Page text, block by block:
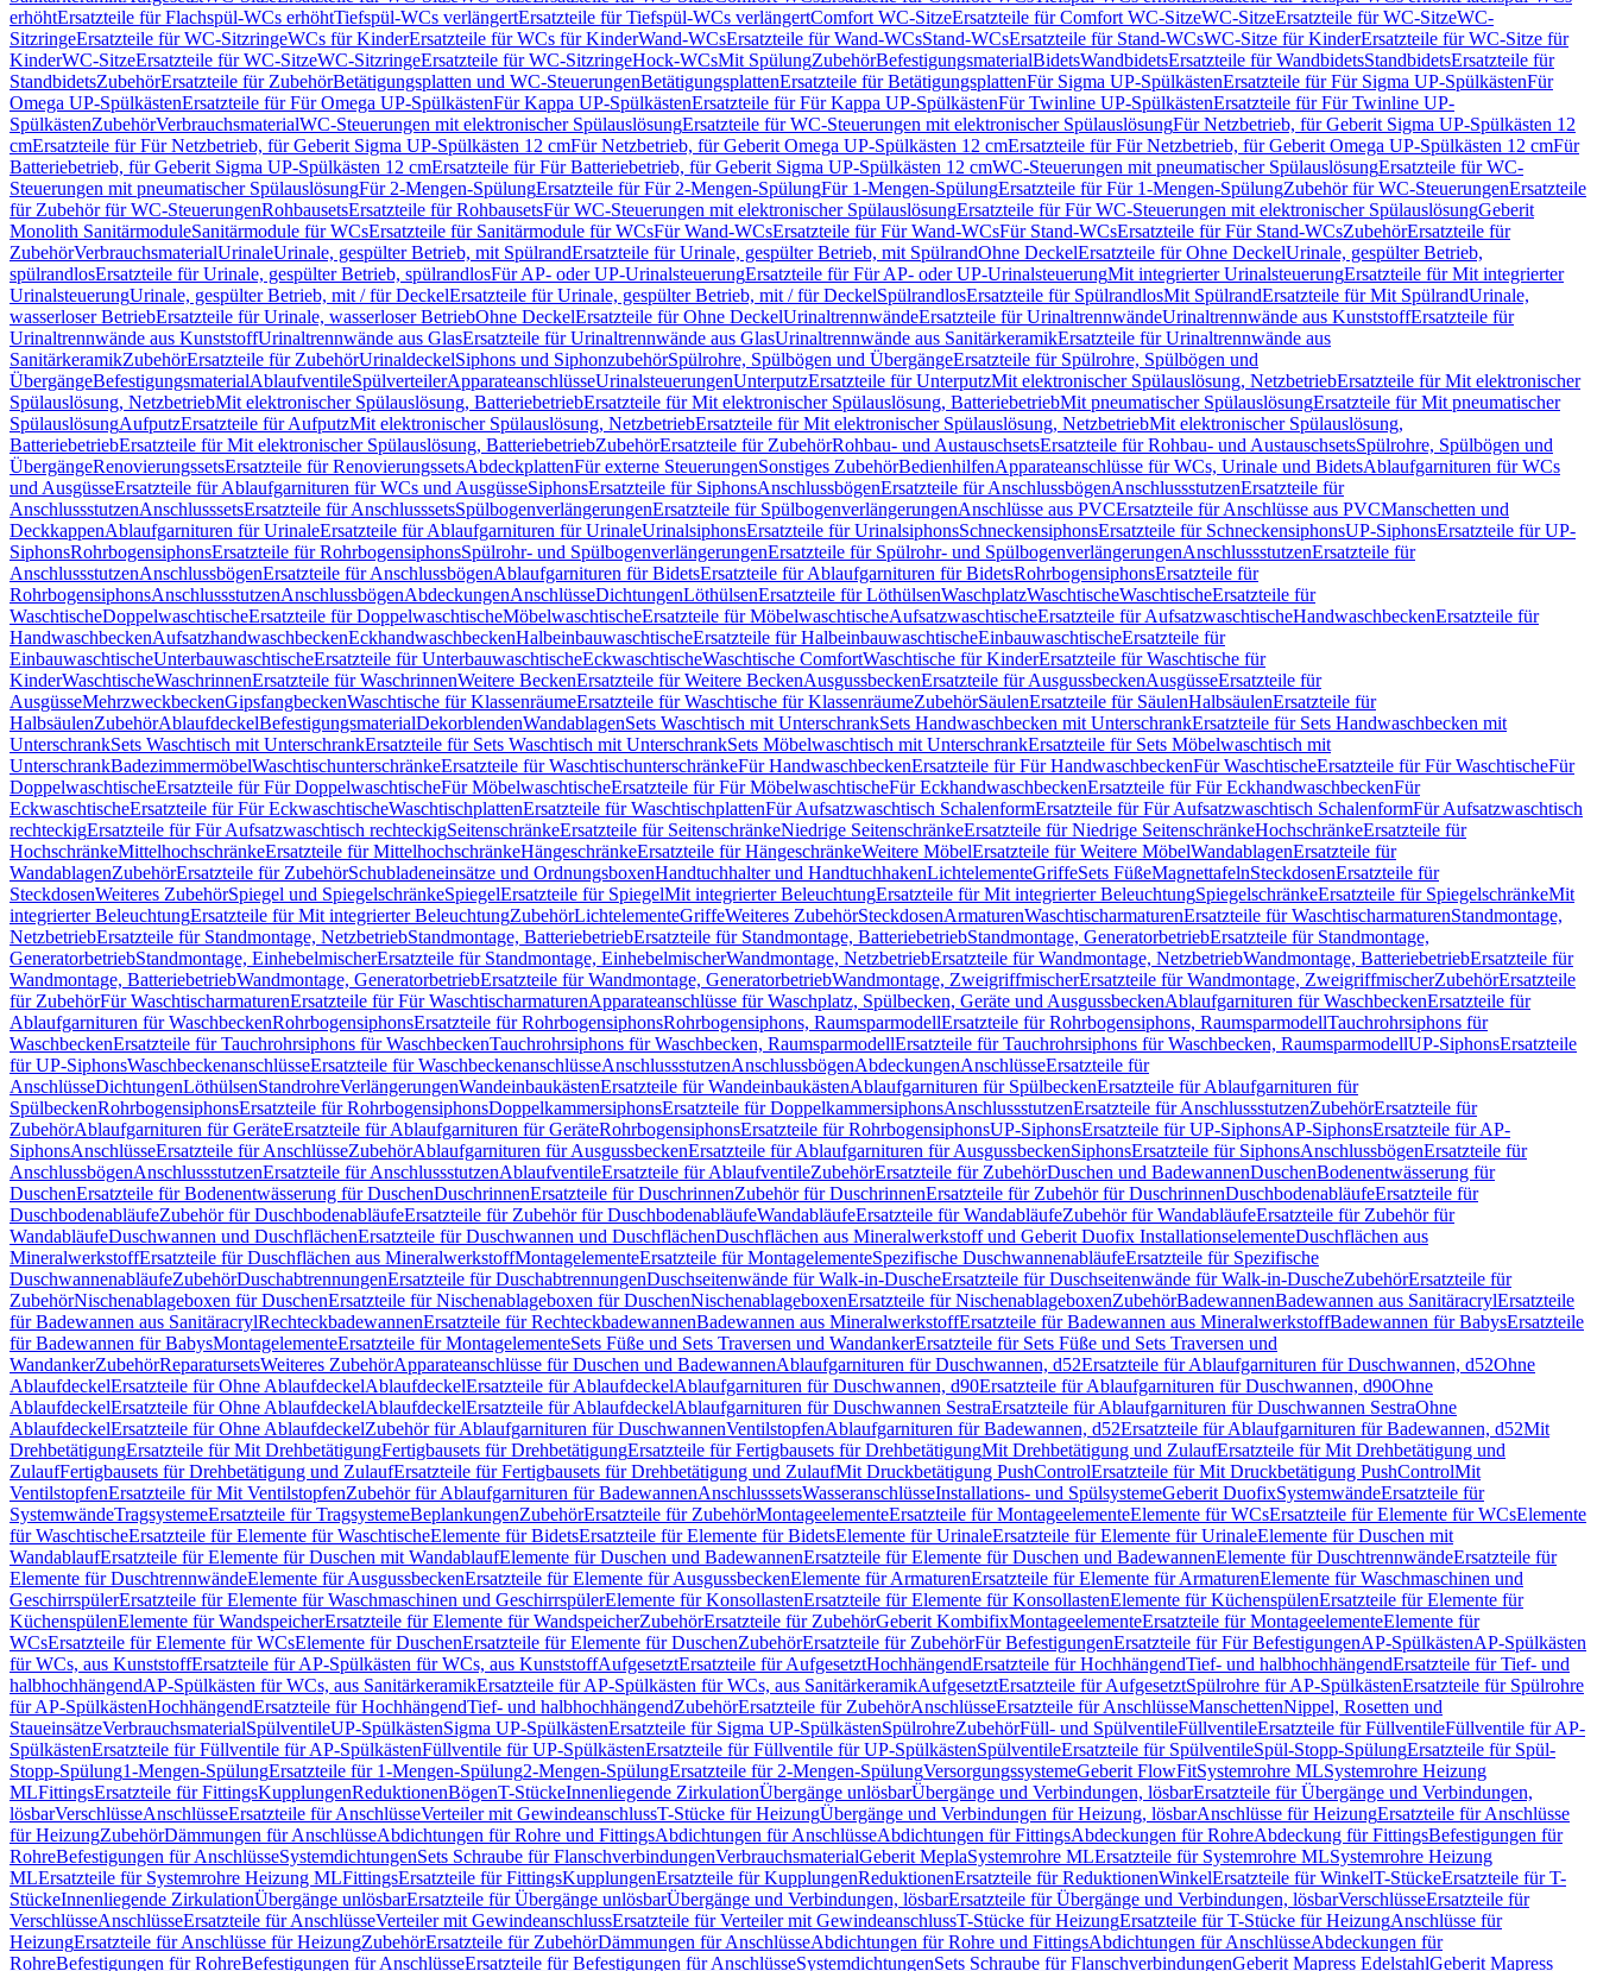
erhöhtErsatzteile für Flachspül-WCs erhöhtTiefspül-WCs verlängertErsatzteile für Tiefspül-WCs verlängertComfort WC-SitzeErsatzteile für Comfort WC-SitzeWC-SitzeErsatzteile für WC-SitzeWC-
SitzringeErsatzteile für WC-SitzringeWCs für KinderErsatzteile für WCs für KinderWand-WCsErsatzteile für Wand-WCsStand-WCsErsatzteile für Stand-WCsWC-Sitze für KinderErsatzteile für WC-Sitze für
KinderWC-SitzeErsatzteile für WC-SitzeWC-SitzringeErsatzteile für WC-SitzringeHock-WCsMit SpülungZubehörBefestigungsmaterialBidetsWandbidetsErsatzteile für WandbidetsStandbidetsErsatzteile für
StandbidetsZubehörErsatzteile für ZubehörBetätigungsplatten und WC-SteuerungenBetätigungsplattenErsatzteile für BetätigungsplattenFür Sigma UP-SpülkästenErsatzteile für Für Sigma UP-SpülkästenFür
Omega UP-SpülkästenErsatzteile für Für Omega UP-SpülkästenFür Kappa UP-SpülkästenErsatzteile für Für Kappa UP-SpülkästenFür Twinline UP-SpülkästenErsatzteile für Für Twinline UP-
SpülkästenZubehörVerbrauchsmaterialWC-Steuerungen mit elektronischer SpülauslösungErsatzteile für WC-Steuerungen mit elektronischer SpülauslösungFür Netzbetrieb, für Geberit Sigma UP-Spülkästen 12
cmErsatzteile für Für Netzbetrieb, für Geberit Sigma UP-Spülkästen 12 cmFür Netzbetrieb, für Geberit Omega UP-Spülkästen 12 cmErsatzteile für Für Netzbetrieb, für Geberit Omega UP-Spülkästen 12 cmFür
Batteriebetrieb, für Geberit Sigma UP-Spülkästen 12 cmErsatzteile für Für Batteriebetrieb, für Geberit Sigma UP-Spülkästen 12 cmWC-Steuerungen mit pneumatischer SpülauslösungErsatzteile für WC-
Steuerungen mit pneumatischer SpülauslösungFür 2-Mengen-SpülungErsatzteile für Für 2-Mengen-SpülungFür 1-Mengen-SpülungErsatzteile für Für 1-Mengen-SpülungZubehör für WC-SteuerungenErsatzteile
für Zubehör für WC-SteuerungenRohbausetsErsatzteile für RohbausetsFür WC-Steuerungen mit elektronischer SpülauslösungErsatzteile für Für WC-Steuerungen mit elektronischer SpülauslösungGeberit
Monolith SanitärmoduleSanitärmodule für WCsErsatzteile für Sanitärmodule für WCsFür Wand-WCsErsatzteile für Für Wand-WCsFür Stand-WCsErsatzteile für Für Stand-WCsZubehörErsatzteile für
ZubehörVerbrauchsmaterialUrinaleUrinale, gespülter Betrieb, mit SpülrandErsatzteile für Urinale, gespülter Betrieb, mit SpülrandOhne DeckelErsatzteile für Ohne DeckelUrinale, gespülter Betrieb,
spülrandlosErsatzteile für Urinale, gespülter Betrieb, spülrandlosFür AP- oder UP-UrinalsteuerungErsatzteile für Für AP- oder UP-UrinalsteuerungMit integrierter UrinalsteuerungErsatzteile für Mit integrierter
UrinalsteuerungUrinale, gespülter Betrieb, mit / für DeckelErsatzteile für Urinale, gespülter Betrieb, mit / für DeckelSpülrandlosErsatzteile für SpülrandlosMit SpülrandErsatzteile für Mit SpülrandUrinale,
wasserloser BetriebErsatzteile für Urinale, wasserloser BetriebOhne DeckelErsatzteile für Ohne DeckelUrinaltrennwändeErsatzteile für UrinaltrennwändeUrinaltrennwände aus KunststoffErsatzteile für
Urinaltrennwände aus KunststoffUrinaltrennwände aus GlasErsatzteile für Urinaltrennwände aus GlasUrinaltrennwände aus SanitärkeramikErsatzteile für Urinaltrennwände aus
SanitärkeramikZubehörErsatzteile für ZubehörUrinaldeckelSiphons und SiphonzubehörSpülrohre, Spülbögen und ÜbergängeErsatzteile für Spülrohre, Spülbögen und
ÜbergängeBefestigungsmaterialAblaufventileSpülverteilerApparateanschlüsseUrinalsteuerungenUnterputzErsatzteile für UnterputzMit elektronischer Spülauslösung, NetzbetriebErsatzteile für Mit elektronischer
Spülauslösung, NetzbetriebMit elektronischer Spülauslösung, BatteriebetriebErsatzteile für Mit elektronischer Spülauslösung, BatteriebetriebMit pneumatischer SpülauslösungErsatzteile für Mit pneumatischer
SpülauslösungAufputzErsatzteile für AufputzMit elektronischer Spülauslösung, NetzbetriebErsatzteile für Mit elektronischer Spülauslösung, NetzbetriebMit elektronischer Spülauslösung,
BatteriebetriebErsatzteile für Mit elektronischer Spülauslösung, BatteriebetriebZubehörErsatzteile für ZubehörRohbau- und AustauschsetsErsatzteile für Rohbau- und AustauschsetsSpülrohre, Spülbögen und
ÜbergängeRenovierungssetsErsatzteile für RenovierungssetsAbdeckplattenFür externe SteuerungenSonstiges ZubehörBedienhilfenApparateanschlüsse für WCs, Urinale und BidetsAblaufgarnituren für WCs
und AusgüsseErsatzteile für Ablaufgarnituren für WCs und AusgüsseSiphonsErsatzteile für SiphonsAnschlussbögenErsatzteile für AnschlussbögenAnschlussstutzenErsatzteile für
AnschlussstutzenAnschlusssetsErsatzteile für AnschlusssetsSpülbogenverlängerungenErsatzteile für SpülbogenverlängerungenAnschlüsse aus PVCErsatzteile für Anschlüsse aus PVCManschetten und
DeckkappenAblaufgarnituren für UrinaleErsatzteile für Ablaufgarnituren für UrinaleUrinalsiphonsErsatzteile für UrinalsiphonsSchneckensiphonsErsatzteile für SchneckensiphonsUP-SiphonsErsatzteile für UP-
SiphonsRohrbogensiphonsErsatzteile für RohrbogensiphonsSpülrohr- und SpülbogenverlängerungenErsatzteile für Spülrohr- und SpülbogenverlängerungenAnschlussstutzenErsatzteile für
AnschlussstutzenAnschlussbögenErsatzteile für AnschlussbögenAblaufgarnituren für BidetsErsatzteile für Ablaufgarnituren für BidetsRohrbogensiphonsErsatzteile für
RohrbogensiphonsAnschlussstutzenAnschlussbögenAbdeckungenAnschlüsseDichtungenLöthülsenErsatzteile für LöthülsenWaschplatzWaschtischeWaschtischeErsatzteile für
WaschtischeDoppelwaschtischeErsatzteile für DoppelwaschtischeMöbelwaschtischeErsatzteile für MöbelwaschtischeAufsatzwaschtischeErsatzteile für AufsatzwaschtischeHandwaschbeckenErsatzteile für
HandwaschbeckenAufsatzhandwaschbeckenEckhandwaschbeckenHalbeinbauwaschtischeErsatzteile für HalbeinbauwaschtischeEinbauwaschtischeErsatzteile für
EinbauwaschtischeUnterbauwaschtischeErsatzteile für UnterbauwaschtischeEckwaschtischeWaschtische ComfortWaschtische für KinderErsatzteile für Waschtische für
KinderWaschtischeWaschrinnenErsatzteile für WaschrinnenWeitere BeckenErsatzteile für Weitere BeckenAusgussbeckenErsatzteile für AusgussbeckenAusgüsseErsatzteile für
AusgüsseMehrzweckbeckenGipsfangbeckenWaschtische für KlassenräumeErsatzteile für Waschtische für KlassenräumeZubehörSäulenErsatzteile für SäulenHalbsäulenErsatzteile für
HalbsäulenZubehörAblaufdeckelBefestigungsmaterialDekorblendenWandablagenSets Waschtisch mit UnterschrankSets Handwaschbecken mit UnterschrankErsatzteile für Sets Handwaschbecken mit
UnterschrankSets Waschtisch mit UnterschrankErsatzteile für Sets Waschtisch mit UnterschrankSets Möbelwaschtisch mit UnterschrankErsatzteile für Sets Möbelwaschtisch mit
UnterschrankBadezimmermöbelWaschtischunterschränkeErsatzteile für WaschtischunterschränkeFür HandwaschbeckenErsatzteile für Für HandwaschbeckenFür WaschtischeErsatzteile für Für WaschtischeFür
DoppelwaschtischeErsatzteile für Für DoppelwaschtischeFür MöbelwaschtischeErsatzteile für Für MöbelwaschtischeFür EckhandwaschbeckenErsatzteile für Für EckhandwaschbeckenFür
EckwaschtischeErsatzteile für Für EckwaschtischeWaschtischplattenErsatzteile für WaschtischplattenFür Aufsatzwaschtisch SchalenformErsatzteile für Für Aufsatzwaschtisch SchalenformFür Aufsatzwaschtisch
rechteckigErsatzteile für Für Aufsatzwaschtisch rechteckigSeitenschränkeErsatzteile für SeitenschränkeNiedrige SeitenschränkeErsatzteile für Niedrige SeitenschränkeHochschränkeErsatzteile für
HochschränkeMittelhochschränkeErsatzteile für MittelhochschränkeHängeschränkeErsatzteile für HängeschränkeWeitere MöbelErsatzteile für Weitere MöbelWandablagenErsatzteile für
WandablagenZubehörErsatzteile für ZubehörSchubladeneinsätze und OrdnungsboxenHandtuchhalter und HandtuchhakenLichtelementeGriffeSets FüßeMagnettafelnSteckdosenErsatzteile für
SteckdosenWeiteres ZubehörSpiegel und SpiegelschränkeSpiegelErsatzteile für SpiegelMit integrierter BeleuchtungErsatzteile für Mit integrierter BeleuchtungSpiegelschränkeErsatzteile für SpiegelschränkeMit
integrierter BeleuchtungErsatzteile für Mit integrierter BeleuchtungZubehörLichtelementeGriffeWeiteres ZubehörSteckdosenArmaturenWaschtischarmaturenErsatzteile für WaschtischarmaturenStandmontage,
NetzbetriebErsatzteile für Standmontage, NetzbetriebStandmontage, BatteriebetriebErsatzteile für Standmontage, BatteriebetriebStandmontage, GeneratorbetriebErsatzteile für Standmontage,
GeneratorbetriebStandmontage, EinhebelmischerErsatzteile für Standmontage, EinhebelmischerWandmontage, NetzbetriebErsatzteile für Wandmontage, NetzbetriebWandmontage, BatteriebetriebErsatzteile für
Wandmontage, BatteriebetriebWandmontage, GeneratorbetriebErsatzteile für Wandmontage, GeneratorbetriebWandmontage, ZweigriffmischerErsatzteile für Wandmontage, ZweigriffmischerZubehörErsatzteile
für ZubehörFür WaschtischarmaturenErsatzteile für Für WaschtischarmaturenApparateanschlüsse für Waschplatz, Spülbecken, Geräte und AusgussbeckenAblaufgarnituren für WaschbeckenErsatzteile für
Ablaufgarnituren für WaschbeckenRohrbogensiphonsErsatzteile für RohrbogensiphonsRohrbogensiphons, RaumsparmodellErsatzteile für Rohrbogensiphons, RaumsparmodellTauchrohrsiphons für
WaschbeckenErsatzteile für Tauchrohrsiphons für WaschbeckenTauchrohrsiphons für Waschbecken, RaumsparmodellErsatzteile für Tauchrohrsiphons für Waschbecken, RaumsparmodellUP-SiphonsErsatzteile
für UP-SiphonsWaschbeckenanschlüsseErsatzteile für WaschbeckenanschlüsseAnschlussstutzenAnschlussbögenAbdeckungenAnschlüsseErsatzteile für
AnschlüsseDichtungenLöthülsenStandrohreVerlängerungenWandeinbaukästenErsatzteile für WandeinbaukästenAblaufgarnituren für SpülbeckenErsatzteile für Ablaufgarnituren für
SpülbeckenRohrbogensiphonsErsatzteile für RohrbogensiphonsDoppelkammersiphonsErsatzteile für DoppelkammersiphonsAnschlussstutzenErsatzteile für AnschlussstutzenZubehörErsatzteile für
ZubehörAblaufgarnituren für GeräteErsatzteile für Ablaufgarnituren für GeräteRohrbogensiphonsErsatzteile für RohrbogensiphonsUP-SiphonsErsatzteile für UP-SiphonsAP-SiphonsErsatzteile für AP-
SiphonsAnschlüsseErsatzteile für AnschlüsseZubehörAblaufgarnituren für AusgussbeckenErsatzteile für Ablaufgarnituren für AusgussbeckenSiphonsErsatzteile für SiphonsAnschlussbögenErsatzteile für
AnschlussbögenAnschlussstutzenErsatzteile für AnschlussstutzenAblaufventileErsatzteile für AblaufventileZubehörErsatzteile für ZubehörDuschen und BadewannenDuschenBodenentwässerung für
DuschenErsatzteile für Bodenentwässerung für DuschenDuschrinnenErsatzteile für DuschrinnenZubehör für DuschrinnenErsatzteile für Zubehör für DuschrinnenDuschbodenabläufeErsatzteile für
DuschbodenabläufeZubehör für DuschbodenabläufeErsatzteile für Zubehör für DuschbodenabläufeWandabläufeErsatzteile für WandabläufeZubehör für WandabläufeErsatzteile für Zubehör für
WandabläufeDuschwannen und DuschflächenErsatzteile für Duschwannen und DuschflächenDuschflächen aus Mineralwerkstoff und Geberit Duofix InstallationselementeDuschflächen aus
MineralwerkstoffErsatzteile für Duschflächen aus MineralwerkstoffMontagelementeErsatzteile für MontagelementeSpezifische DuschwannenabläufeErsatzteile für Spezifische
DuschwannenabläufeZubehörDuschabtrennungenErsatzteile für DuschabtrennungenDuschseitenwände für Walk-in-DuscheErsatzteile für Duschseitenwände für Walk-in-DuscheZubehörErsatzteile für
ZubehörNischenablageboxen für DuschenErsatzteile für Nischenablageboxen für DuschenNischenablageboxenErsatzteile für NischenablageboxenZubehörBadewannenBadewannen aus SanitäracrylErsatzteile
für Badewannen aus SanitäracrylRechteckbadewannenErsatzteile für RechteckbadewannenBadewannen aus MineralwerkstoffErsatzteile für Badewannen aus MineralwerkstoffBadewannen für BabysErsatzteile
für Badewannen für BabysMontagelementeErsatzteile für MontagelementeSets Füße und Sets Traversen und WandankerErsatzteile für Sets Füße und Sets Traversen und
WandankerZubehörReparatursetsWeiteres ZubehörApparateanschlüsse für Duschen und BadewannenAblaufgarnituren für Duschwannen, d52Ersatzteile für Ablaufgarnituren für Duschwannen, d52Ohne
AblaufdeckelErsatzteile für Ohne AblaufdeckelAblaufdeckelErsatzteile für AblaufdeckelAblaufgarnituren für Duschwannen, d90Ersatzteile für Ablaufgarnituren für Duschwannen, d90Ohne
AblaufdeckelErsatzteile für Ohne AblaufdeckelAblaufdeckelErsatzteile für AblaufdeckelAblaufgarnituren für Duschwannen SestraErsatzteile für Ablaufgarnituren für Duschwannen SestraOhne
AblaufdeckelErsatzteile für Ohne AblaufdeckelZubehör für Ablaufgarnituren für DuschwannenVentilstopfenAblaufgarnituren für Badewannen, d52Ersatzteile für Ablaufgarnituren für Badewannen, d52Mit
DrehbetätigungErsatzteile für Mit DrehbetätigungFertigbausets für DrehbetätigungErsatzteile für Fertigbausets für DrehbetätigungMit Drehbetätigung und ZulaufErsatzteile für Mit Drehbetätigung und
ZulaufFertigbausets für Drehbetätigung und ZulaufErsatzteile für Fertigbausets für Drehbetätigung und ZulaufMit Druckbetätigung PushControlErsatzteile für Mit Druckbetätigung PushControlMit
VentilstopfenErsatzteile für Mit VentilstopfenZubehör für Ablaufgarnituren für BadewannenAnschlusssetsWasseranschlüsseInstallations- und SpülsystemeGeberit DuofixSystemwändeErsatzteile für
SystemwändeTragsystemeErsatzteile für TragsystemeBeplankungenZubehörErsatzteile für ZubehörMontageelementeErsatzteile für MontageelementeElemente für WCsErsatzteile für Elemente für WCsElemente
für WaschtischeErsatzteile für Elemente für WaschtischeElemente für BidetsErsatzteile für Elemente für BidetsElemente für UrinaleErsatzteile für Elemente für UrinaleElemente für Duschen mit
WandablaufErsatzteile für Elemente für Duschen mit WandablaufElemente für Duschen und BadewannenErsatzteile für Elemente für Duschen und BadewannenElemente für DuschtrennwändeErsatzteile für
Elemente für DuschtrennwändeElemente für AusgussbeckenErsatzteile für Elemente für AusgussbeckenElemente für ArmaturenErsatzteile für Elemente für ArmaturenElemente für Waschmaschinen und
GeschirrspülerErsatzteile für Elemente für Waschmaschinen und GeschirrspülerElemente für KonsollastenErsatzteile für Elemente für KonsollastenElemente für KüchenspülenErsatzteile für Elemente für
KüchenspülenElemente für WandspeicherErsatzteile für Elemente für WandspeicherZubehörErsatzteile für ZubehörGeberit KombifixMontageelementeErsatzteile für MontageelementeElemente für
WCsErsatzteile für Elemente für WCsElemente für DuschenErsatzteile für Elemente für DuschenZubehörErsatzteile für ZubehörFür BefestigungenErsatzteile für Für BefestigungenAP-SpülkästenAP-Spülkästen
für WCs, aus KunststoffErsatzteile für AP-Spülkästen für WCs, aus KunststoffAufgesetztErsatzteile für AufgesetztHochhängendErsatzteile für HochhängendTief- und halbhochhängendErsatzteile für Tief- und
halbhochhängendAP-Spülkästen für WCs, aus SanitärkeramikErsatzteile für AP-Spülkästen für WCs, aus SanitärkeramikAufgesetztErsatzteile für AufgesetztSpülrohre für AP-SpülkästenErsatzteile für Spülrohre
für AP-SpülkästenHochhängendErsatzteile für HochhängendTief- und halbhochhängendZubehörErsatzteile für ZubehörAnschlüsseErsatzteile für AnschlüsseManschettenNippel, Rosetten und
StaueinsätzeVerbrauchsmaterialSpülventileUP-SpülkästenSigma UP-SpülkästenErsatzteile für Sigma UP-SpülkästenSpülrohreZubehörFüll- und SpülventileFüllventileErsatzteile für FüllventileFüllventile für AP-
SpülkästenErsatzteile für Füllventile für AP-SpülkästenFüllventile für UP-SpülkästenErsatzteile für Füllventile für UP-SpülkästenSpülventileErsatzteile für SpülventileSpül-Stopp-SpülungErsatzteile für Spül-
Stopp-Spülung1-Mengen-SpülungErsatzteile für 1-Mengen-Spülung2-Mengen-SpülungErsatzteile für 2-Mengen-SpülungVersorgungssystemeGeberit FlowFitSystemrohre MLSystemrohre Heizung
MLFittingsErsatzteile für FittingsKupplungenReduktionenBögenT-StückeInnenliegende ZirkulationÜbergänge unlösbarÜbergänge und Verbindungen, lösbarErsatzteile für Übergänge und Verbindungen,
lösbarVerschlüsseAnschlüsseErsatzteile für AnschlüsseVerteiler mit GewindeanschlussT-Stücke für HeizungÜbergänge und Verbindungen für Heizung, lösbarAnschlüsse für HeizungErsatzteile für Anschlüsse
für HeizungZubehörDämmungen für AnschlüsseAbdichtungen für Rohre und FittingsAbdichtungen für AnschlüsseAbdichtungen für FittingsAbdeckungen für RohreAbdeckung für FittingsBefestigungen für
RohreBefestigungen für AnschlüsseSystemdichtungenSets Schraube für FlanschverbindungenVerbrauchsmaterialGeberit MeplaSystemrohre MLErsatzteile für Systemrohre MLSystemrohre Heizung
MLErsatzteile für Systemrohre Heizung MLFittingsErsatzteile für FittingsKupplungenErsatzteile für KupplungenReduktionenErsatzteile für ReduktionenWinkelErsatzteile für WinkelT-StückeErsatzteile für T-
StückeInnenliegende ZirkulationÜbergänge unlösbarErsatzteile für Übergänge unlösbarÜbergänge und Verbindungen, lösbarErsatzteile für Übergänge und Verbindungen, lösbarVerschlüsseErsatzteile für
VerschlüsseAnschlüsseErsatzteile für AnschlüsseVerteiler mit GewindeanschlussErsatzteile für Verteiler mit GewindeanschlussT-Stücke für HeizungErsatzteile für T-Stücke für HeizungAnschlüsse für
HeizungErsatzteile für Anschlüsse für HeizungZubehörErsatzteile für ZubehörDämmungen für AnschlüsseAbdichtungen für Rohre und FittingsAbdichtungen für AnschlüsseAbdeckungen für
RohreBefestigungen für RohreBefestigungen für AnschlüsseErsatzteile für Befestigungen für AnschlüsseSystemdichtungenSets Schraube für FlanschverbindungenGeberit Mapress EdelstahlGeberit Mapress